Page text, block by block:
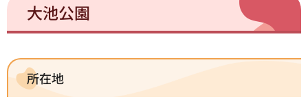
大池公園
所在地